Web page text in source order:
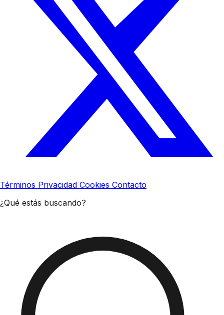
Términos Privacidad Cookies Contacto
¿Qué estás buscando?